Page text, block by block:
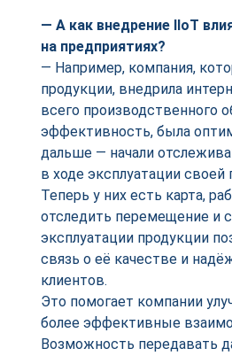
— А как внедрение IIoT
на предприятиях?
— Например, компания,
продукции, внедрила
всего производственного
эффективность, была
дальше — начали
в ходе эксплуатации своей
Теперь у них есть карта,
отследить перемещение и
эксплуатации продукции
связь о её качестве и
клиентов.
Это помогает компании
более эффективные
Возможность передавать